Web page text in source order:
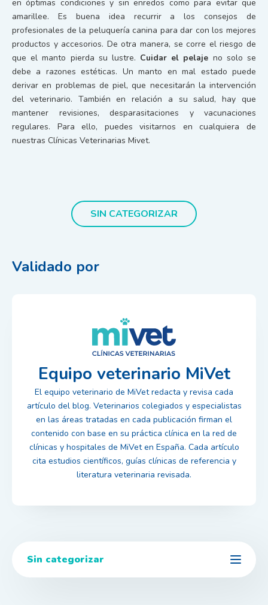
en óptimas condiciones y sin enredos como para evitar que
amarillee. Es buena idea recurrir a los consejos de
profesionales de la peluquería canina para dar con los mejores
productos y accesorios. De otra manera, se corre el riesgo de
que el manto pierda su lustre. Cuidar el pelaje no solo se
debe a razones estéticas. Un manto en mal estado puede
derivar en problemas de piel, que necesitarán la intervención
del veterinario. También en relación a su salud, hay que
mantener revisiones, desparasitaciones y vacunaciones
regulares. Para ello, puedes visitarnos en cualquiera de
nuestras Clínicas Veterinarias Mivet.
SIN CATEGORIZAR
Validado por
Equipo veterinario MiVet
El equipo veterinario de MiVet redacta y revisa cada
artículo del blog. Veterinarios colegiados y especialistas
en las áreas tratadas en cada publicación firman el
contenido con base en su práctica clínica en la red de
clínicas y hospitales de MiVet en España. Cada artículo
cita estudios científicos, guías clínicas de referencia y
literatura veterinaria revisada.
Sin categorizar